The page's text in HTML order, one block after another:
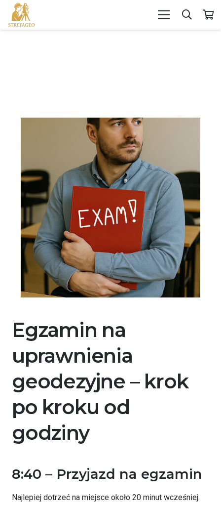
Egzamin na
uprawnienia
geodezyjne – krok
po kroku od
godziny
8:40 – Przyjazd na egzamin
Najlepiej dotrzeć na miejsce około 20 minut wcześniej.